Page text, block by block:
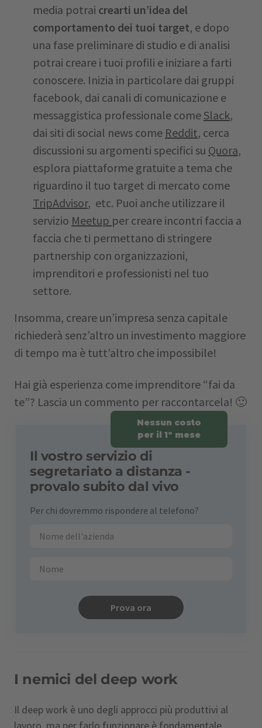
media potrai crearti un’idea del
comportamento dei tuoi target, e dopo
una fase preliminare di studio e di analisi
potrai creare i tuoi profili e iniziare a farti
conoscere. Inizia in particolare dai gruppi
facebook, dai canali di comunicazione e
messaggistica professionale come Slack,
dai siti di social news come Reddit, cerca
discussioni su argomenti specifici su Quora,
esplora piattaforme gratuite a tema che
riguardino il tuo target di mercato come
TripAdvisor, etc. Puoi anche utilizzare il
servizio Meetup per creare incontri faccia a
faccia che ti permettano di stringere
partnership con organizzazioni,
imprenditori e professionisti nel tuo
settore.
Insomma, creare un’impresa senza capitale
richiederà senz’altro un investimento maggiore
di tempo ma è tutt’altro che impossibile!
Hai già esperienza come imprenditore “fai da
te”? Lascia un commento per raccontarcela! 🙂
Nessun costo
per il 1º mese
Il vostro servizio di
segretariato a distanza -
provalo subito dal vivo
Per chi dovremmo rispondere al telefono?
Prova ora
I nemici del deep work
Il deep work è uno degli approcci più produttivi al